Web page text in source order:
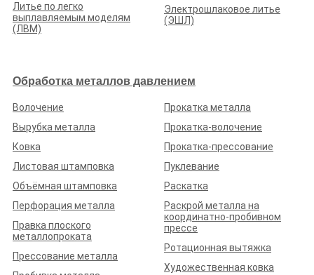
Литье по легко
выплавляемым моделям
(ЛВМ)
Электрошлаковое литье
(ЭШЛ)
Обработка металлов давлением
Волочение
Вырубка металла
Ковка
Листовая штамповка
Объёмная штамповка
Перфорация металла
Правка плоского
металлопроката
Прессование металла
Прокатка металла
Прокатка-волочение
Прокатка-прессование
Пуклевание
Раскатка
Раскрой металла на
координатно-пробивном
прессе
Ротационная вытяжка
Художественная ковка